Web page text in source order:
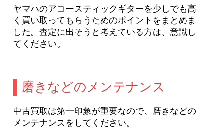
ヤマハのアコースティックギターを少しでも高
く買い取ってもらうためのポイントをまとめま
した。査定に出そうと考えている方は、意識し
てください。
磨きなどのメンテナンス
中古買取は第一印象が重要なので、磨きなどの
メンテナンスをしてください。